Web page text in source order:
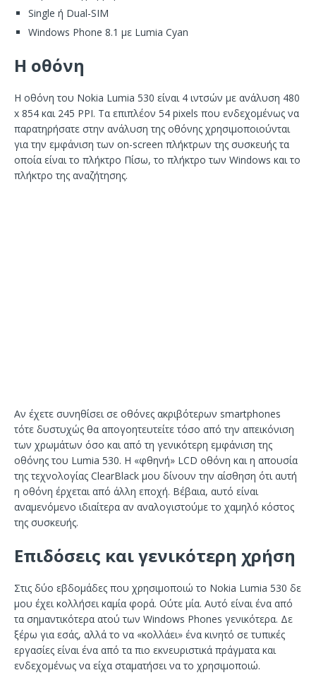
Single ή Dual-SIM
Windows Phone 8.1 με Lumia Cyan
Η οθόνη
Η οθόνη του Nokia Lumia 530 είναι 4 ιντσών με ανάλυση 480
x 854 και 245 PPI. Τα επιπλέον 54 pixels που ενδεχομένως να
παρατηρήσατε στην ανάλυση της οθόνης χρησιμοποιούνται
για την εμφάνιση των on-screen πλήκτρων της συσκευής τα
οποία είναι το πλήκτρο Πίσω, το πλήκτρο των Windows και το
πλήκτρο της αναζήτησης.
Αν έχετε συνηθίσει σε οθόνες ακριβότερων smartphones
τότε δυστυχώς θα απογοητευτείτε τόσο από την απεικόνιση
των χρωμάτων όσο και από τη γενικότερη εμφάνιση της
οθόνης του Lumia 530. Η «φθηνή» LCD οθόνη και η απουσία
της τεχνολογίας ClearBlack μου δίνουν την αίσθηση ότι αυτή
η οθόνη έρχεται από άλλη εποχή. Βέβαια, αυτό είναι
αναμενόμενο ιδιαίτερα αν αναλογιστούμε το χαμηλό κόστος
της συσκευής.
Επιδόσεις και γενικότερη χρήση
Στις δύο εβδομάδες που χρησιμοποιώ το Nokia Lumia 530 δε
μου έχει κολλήσει καμία φορά. Ούτε μία. Αυτό είναι ένα από
τα σημαντικότερα ατού των Windows Phones γενικότερα. Δε
ξέρω για εσάς, αλλά το να «κολλάει» ένα κινητό σε τυπικές
εργασίες είναι ένα από τα πιο εκνευριστικά πράγματα και
ενδεχομένως να είχα σταματήσει να το χρησιμοποιώ.